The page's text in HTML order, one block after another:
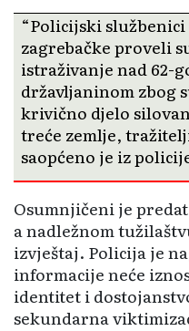
“Policijski
zagrebačke proveli
istraživanje nad 62-
državljaninom zbog
krivično djelo
treće zemlje,
saopćeno je iz
Osumnjičeni je
a nadležnom
izvještaj. Policija je
informacije neće
identitet i
sekundarna